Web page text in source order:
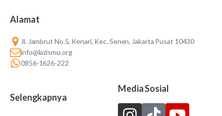
Alamat
Jl. Jambrut No.5, Kenari, Kec. Senen, Jakarta Pusat 10430
info@lazismu.org
0856-1626-222
Selengkapnya
Media Sosial